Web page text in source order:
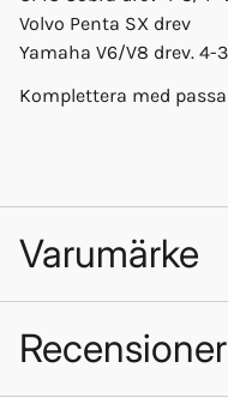
Volvo Penta SX drev
Yamaha V6/V8 drev. 4-
Komplettera med
Varumärke
Recensioner